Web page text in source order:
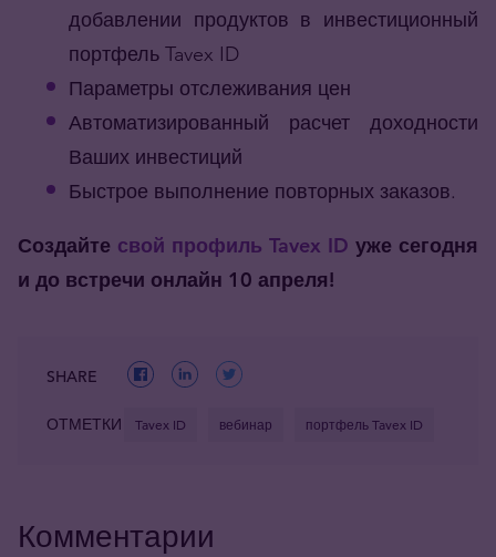
добавлении продуктов в инвестиционный
портфель Tavex ID
Параметры отслеживания цен
Автоматизированный расчет доходности
Ваших инвестиций
Быстрое выполнение повторных заказов.
Создайте свой профиль Tavex ID уже сегодня
и до встречи онлайн 10 апреля!
SHARE
ОТМЕТКИ Tavex ID вебинар портфель Tavex ID
Комментарии